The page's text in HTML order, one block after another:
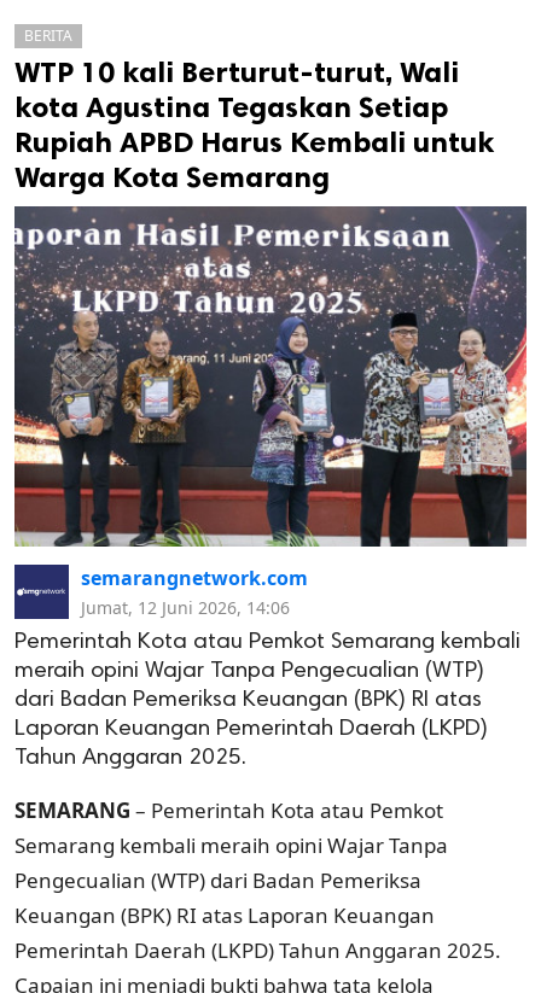
cipta.
BERITA
WTP 10 kali Berturut-turut, Wali
kota Agustina Tegaskan Setiap
Rupiah APBD Harus Kembali untuk
Warga Kota Semarang
semarangnetwork.com
Jumat, 12 Juni 2026, 14:06
Pemerintah Kota atau Pemkot Semarang kembali
meraih opini Wajar Tanpa Pengecualian (WTP)
dari Badan Pemeriksa Keuangan (BPK) RI atas
Laporan Keuangan Pemerintah Daerah (LKPD)
Tahun Anggaran 2025.
SEMARANG – Pemerintah Kota atau Pemkot
Semarang kembali meraih opini Wajar Tanpa
Pengecualian (WTP) dari Badan Pemeriksa
Keuangan (BPK) RI atas Laporan Keuangan
Pemerintah Daerah (LKPD) Tahun Anggaran 2025.
Capaian ini menjadi bukti bahwa tata kelola